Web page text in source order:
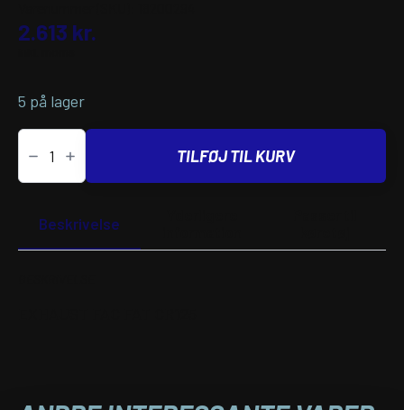
2.613 kr.
5 på lager
FMF
FACTORY
FATTY
PIPE
HONDA
antal
TILFØJ TIL KURV
Beskrivelse